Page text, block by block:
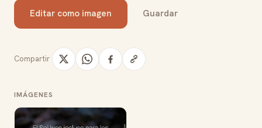
Editar como imagen Guardar
Compartir
IMÁGENES